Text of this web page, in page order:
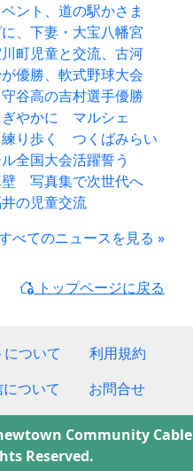
ント、道の駅かさま
、下妻・大宝八幡宮
町児童と交流、古河
優勝、軟式野球大会
谷高の吉村選手優勝
やかに マルシェ
り歩く つくばみらい
全国大会活躍誓う
写真集で次世代へ
の児童交流
べてのニュースを見る »
トップページに戻る
ついて
利用規約
ついて
お問合せ
Community Cable
Reserved.